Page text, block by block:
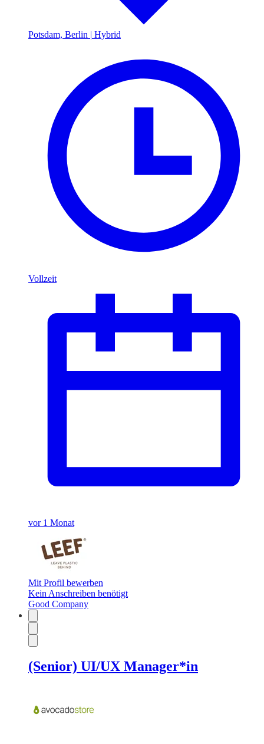
Potsdam, Berlin | Hybrid
Vollzeit
vor 1 Monat
Mit Profil bewerben
Kein Anschreiben benötigt
Good Company
(Senior) UI/UX Manager*in